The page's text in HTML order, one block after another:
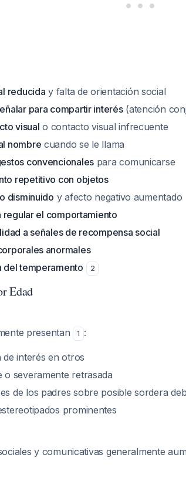
reducida y falta de orientación social
para compartir interés(atención
visual o contacto visual infrecuente
nombre cuando se le llama
convencionales para comunicarse
repetitivo con objetos
disminuido y afecto negativo aumentado
regular el comportamiento
a señales de recompensa social
anormales
del temperamento
2
Edad
presentan 1 :
de interés en otros
o severamente retrasada
de los padres sobre posible sordera
prominentes
y comunicativas generalmente